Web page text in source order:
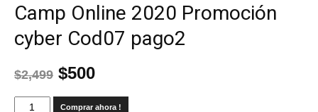
Camp Online 2020 Promoción
cyber Cod07 pago2
$2,499 $500
Comprar ahora !